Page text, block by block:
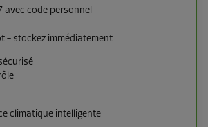
avec code personnel
– stockez immédiatement
climatique intelligente